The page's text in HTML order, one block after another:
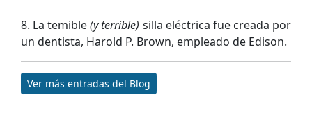
8. La temible(y terrible) silla eléctrica fue creada por
un dentista, Harold P. Brown, empleado de Edison.
Ver más entradas del Blog